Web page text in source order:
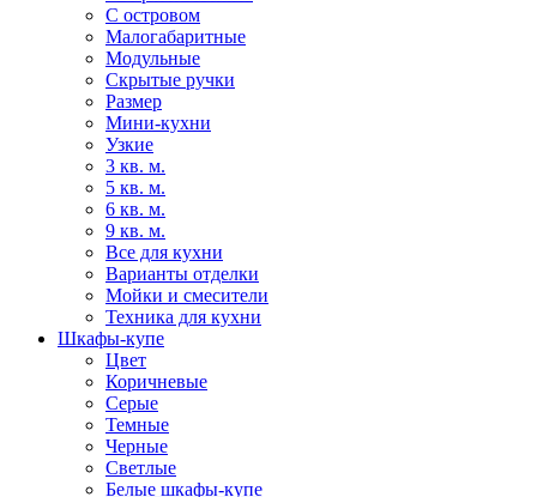
С островом
Малогабаритные
Модульные
Скрытые ручки
Размер
Мини-кухни
Узкие
3 кв. м.
5 кв. м.
6 кв. м.
9 кв. м.
Все для кухни
Варианты отделки
Мойки и смесители
Техника для кухни
Шкафы-купе
Цвет
Коричневые
Серые
Темные
Черные
Светлые
Белые шкафы-купе